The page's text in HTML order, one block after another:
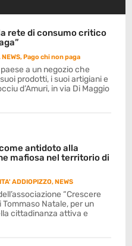
rete di consumo critico
NEWS,Pago chi non paga
a un negozio che
prodotti, i suoi artigiani e
d’Amuri, in via Di Maggio
antidoto alla
mafiosa nel territorio di
ADDIOPIZZO,NEWS
“Crescere
Tommaso Natale, per un
cittadinanza attiva e